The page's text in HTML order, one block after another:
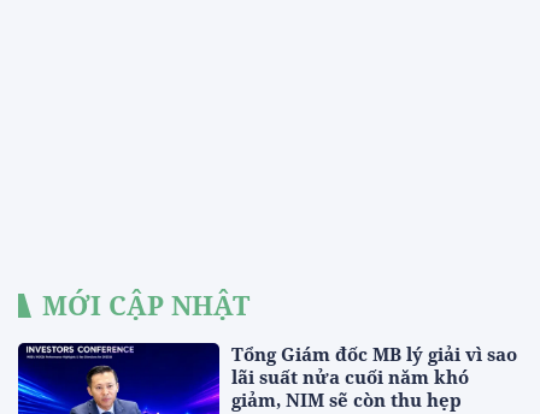
MỚI CẬP NHẬT
Tổng Giám đốc MB lý giải vì sao
lãi suất nửa cuối năm khó
giảm, NIM sẽ còn thu hẹp